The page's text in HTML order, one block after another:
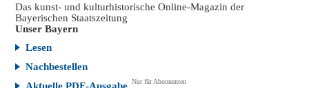
Das kunst- und kulturhistorische Online-Magazin der
Bayerischen Staatszeitung
Unser Bayern
Lesen
Nachbestellen
Nur für Abonnenten